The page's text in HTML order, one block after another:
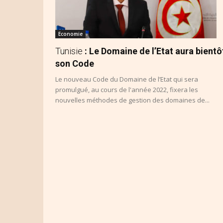
Economie
Tunisie : Le Domaine de l’Etat aura
son Code
Le nouveau Code du Domaine de l’Etat qui sera
promulgué, au cours de l'année 2022, fixera les
nouvelles méthodes de gestion des domaines de...